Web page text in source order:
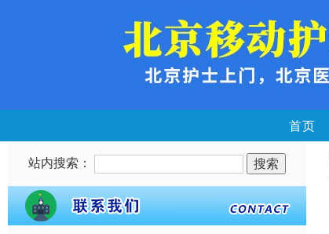
首页
站内搜索：